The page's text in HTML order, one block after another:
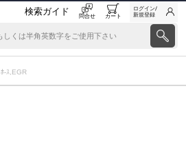
検索ガイド 問合せ カート
ログイン/
新規登録
ﾎ-ｽ,EGR